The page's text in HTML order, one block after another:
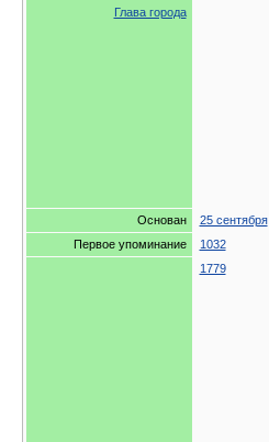
Глава города
Основан
25 сентября
Первое упоминание
1032
1779